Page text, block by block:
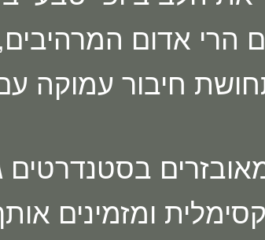
הרי אדום המרהיבים,
חיבור עמוקה
בסטנדרטים
ומזמינים